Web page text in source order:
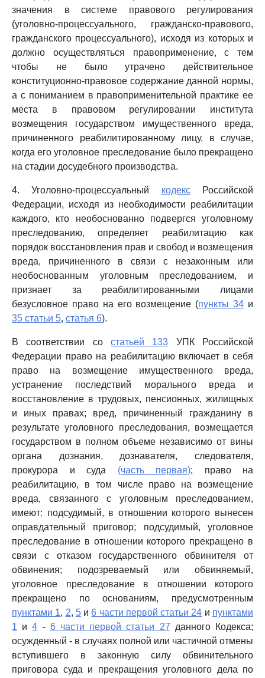
значения в системе правового регулирования
(уголовно-процессуального, гражданско-правового,
гражданского процессуального), исходя из которых и
должно осуществляться правоприменение, с тем
чтобы не было утрачено действительное
конституционно-правовое содержание данной нормы,
а с пониманием в правоприменительной практике ее
места в правовом регулировании института
возмещения государством имущественного вреда,
причиненного реабилитированному лицу, в случае,
когда его уголовное преследование было прекращено
на стадии досудебного производства.
4. Уголовно-процессуальный кодексРоссийской
Федерации, исходя из необходимости реабилитации
каждого, кто необоснованно подвергся уголовному
преследованию, определяет реабилитацию как
порядок восстановления прав и свобод и возмещения
вреда, причиненного в связи с незаконным или
необоснованным уголовным преследованием, и
признает за реабилитированными лицами
безусловное право на его возмещение (пункты 34 и
35 статьи 5, статья 6).
В соответствии со статьей 133 УПК Российской
Федерации право на реабилитацию включает в себя
право на возмещение имущественного вреда,
устранение последствий морального вреда и
восстановление в трудовых, пенсионных, жилищных
и иных правах; вред, причиненный гражданину в
результате уголовного преследования, возмещается
государством в полном объеме независимо от вины
органа дознания, дознавателя, следователя,
прокурора и суда (часть первая); право на
реабилитацию, в том числе право на возмещение
вреда, связанного с уголовным преследованием,
имеют: подсудимый, в отношении которого вынесен
оправдательный приговор; подсудимый, уголовное
преследование в отношении которого прекращено в
связи с отказом государственного обвинителя от
обвинения; подозреваемый или обвиняемый,
уголовное преследование в отношении которого
прекращено по основаниям, предусмотренным
пунктами 1, 2, 5и6 части первой статьи 24 и пунктами
1 и4 - 6 части первой статьи 27 данного Кодекса;
осужденный - в случаях полной или частичной отмены
вступившего в законную силу обвинительного
приговора суда и прекращения уголовного дела по